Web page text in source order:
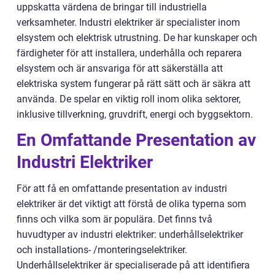
uppskatta värdena de bringar till industriella
verksamheter. Industri elektriker är specialister inom
elsystem och elektrisk utrustning. De har kunskaper och
färdigheter för att installera, underhålla och reparera
elsystem och är ansvariga för att säkerställa att
elektriska system fungerar på rätt sätt och är säkra att
använda. De spelar en viktig roll inom olika sektorer,
inklusive tillverkning, gruvdrift, energi och byggsektorn.
En Omfattande Presentation av
Industri Elektriker
För att få en omfattande presentation av industri
elektriker är det viktigt att förstå de olika typerna som
finns och vilka som är populära. Det finns två
huvudtyper av industri elektriker: underhållselektriker
och installations- /monteringselektriker.
Underhållselektriker är specialiserade på att identifiera